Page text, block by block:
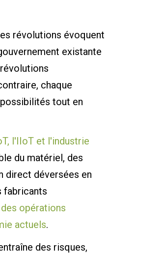
révolutions évoquent
existante
chaque
tout en
l'IIoT et l'industrie
du matériel, des
direct déversées en
fabricants
des opérations
actuels.
des risques,